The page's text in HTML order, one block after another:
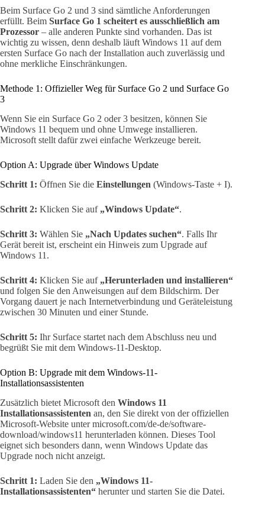
Beim Surface Go 2 und 3 sind sämtliche Anforderungen
erfüllt. Beim Surface Go 1 scheitert es ausschließlich am
Prozessor – alle anderen Punkte sind vorhanden. Das ist
wichtig zu wissen, denn deshalb läuft Windows 11 auf dem
ersten Surface Go nach der Installation auch zuverlässig und
ohne merkliche Einschränkungen.
Methode 1: Offizieller Weg für Surface Go 2 und Surface Go
3
Wenn Sie ein Surface Go 2 oder 3 besitzen, können Sie
Windows 11 bequem und ohne Umwege installieren.
Microsoft stellt dafür zwei einfache Werkzeuge bereit.
Option A: Upgrade über Windows Update
Schritt 1: Öffnen Sie die Einstellungen (Windows-Taste + I).
Schritt 2: Klicken Sie auf „Windows Update“.
Schritt 3: Wählen Sie „Nach Updates suchen“. Falls Ihr
Gerät bereit ist, erscheint ein Hinweis zum Upgrade auf
Windows 11.
Schritt 4: Klicken Sie auf „Herunterladen und installieren“
und folgen Sie den Anweisungen auf dem Bildschirm. Der
Vorgang dauert je nach Internetverbindung und Geräteleistung
zwischen 30 Minuten und einer Stunde.
Schritt 5: Ihr Surface startet nach dem Abschluss neu und
begrüßt Sie mit dem Windows-11-Desktop.
Option B: Upgrade mit dem Windows-11-
Installationsassistenten
Zusätzlich bietet Microsoft den Windows 11
Installationsassistenten an, den Sie direkt von der offiziellen
Microsoft-Website unter microsoft.com/de-de/software-
download/windows11 herunterladen können. Dieses Tool
eignet sich besonders dann, wenn Windows Update das
Upgrade noch nicht anzeigt.
Schritt 1: Laden Sie den „Windows 11-
Installationsassistenten“ herunter und starten Sie die Datei.